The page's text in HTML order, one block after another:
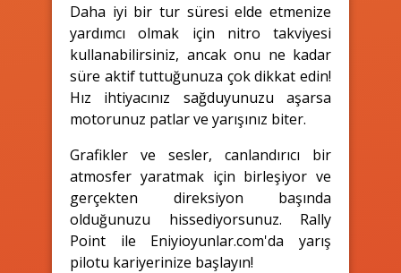
Daha iyi bir tur süresi elde etmenize
yardımcı olmak için nitro takviyesi
kullanabilirsiniz, ancak onu ne kadar
süre aktif tuttuğunuza çok dikkat edin!
Hız ihtiyacınız sağduyunuzu aşarsa
motorunuz patlar ve yarışınız biter.
Grafikler ve sesler, canlandırıcı bir
atmosfer yaratmak için birleşiyor ve
gerçekten direksiyon başında
olduğunuzu hissediyorsunuz. Rally
Point ile Eniyioyunlar.com'da yarış
pilotu kariyerinize başlayın!